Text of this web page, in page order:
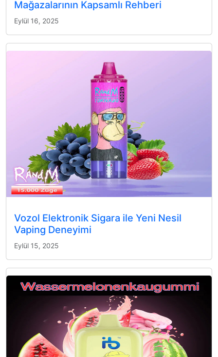
Mağazalarının Kapsamlı Rehberi
Eylül 16, 2025
Vozol Elektronik Sigara ile Yeni Nesil
Vaping Deneyimi
Eylül 15, 2025